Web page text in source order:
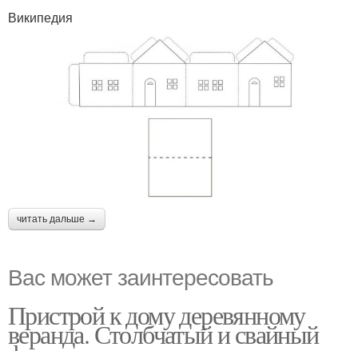
Википедия
читать дальше →
Вас может заинтересовать
Пристрой к дому деревянному
веранда. Столбчатый и свайный